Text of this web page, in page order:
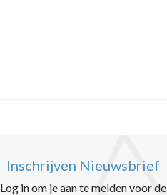
Inschrijven Nieuwsbrief
Log in om je aan te melden voor de